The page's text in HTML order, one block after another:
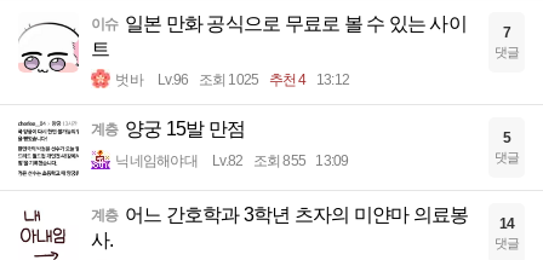
이슈 일본 만화 공식으로 무료로 볼 수 있는 사이
트
벗바 Lv.96 조회 1025 추천 4 13:12
7
댓글
계층 양궁 15발 만점
닉네임해야대 Lv.82 조회 855 13:09
5
댓글
계층 어느 간호학과 3학년 츠자의 미얀마 의료봉
사.
14
댓글